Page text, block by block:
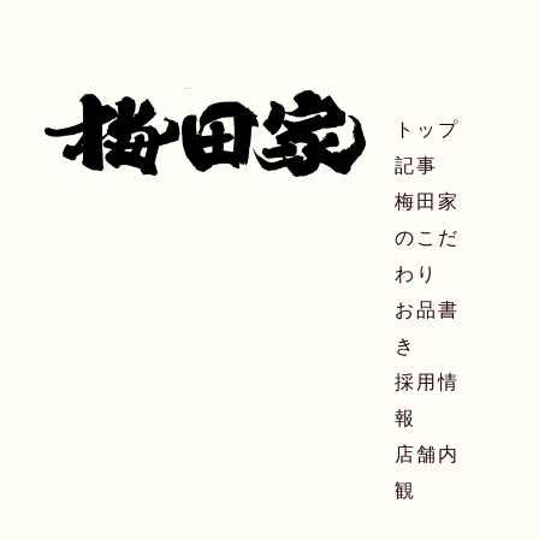
トップ
記事
梅田家
のこだ
わり
お品書
き
採用情
報
店舗内
観